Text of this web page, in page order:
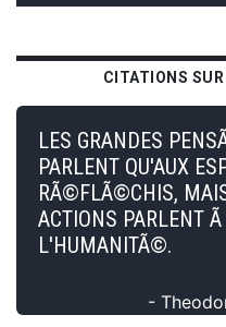
CITATIONS
LES GRANDES
PARLENT QU'AUX
RÃ©FLÃ©CHIS,
ACTIONS PARLENT
L'HUMANITÃ©.
-